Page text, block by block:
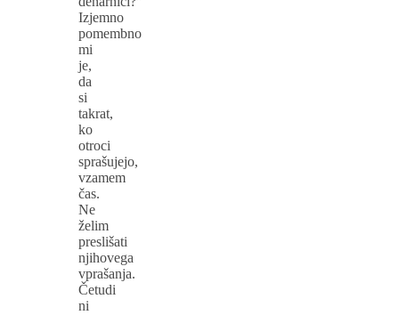
Izjemno
pomembno
mi
je,
da
si
takrat,
ko
otroci
sprašujejo,
vzamem
čas.
Ne
želim
preslišati
njihovega
vprašanja.
Četudi
ni